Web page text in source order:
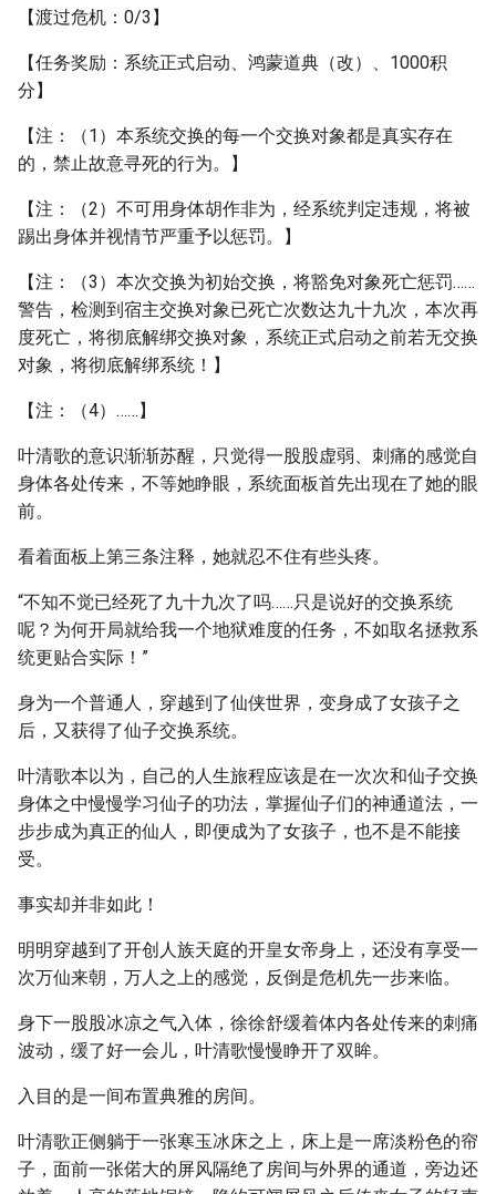
【渡过危机：0/3】
【任务奖励：系统正式启动、鸿蒙道典（改）、1000积
分】
【注：（1）本系统交换的每一个交换对象都是真实存在
的，禁止故意寻死的行为。】
【注：（2）不可用身体胡作非为，经系统判定违规，将被
踢出身体并视情节严重予以惩罚。】
【注：（3）本次交换为初始交换，将豁免对象死亡惩罚……
警告，检测到宿主交换对象已死亡次数达九十九次，本次再
度死亡，将彻底解绑交换对象，系统正式启动之前若无交换
对象，将彻底解绑系统！】
【注：（4）……】
叶清歌的意识渐渐苏醒，只觉得一股股虚弱、刺痛的感觉自
身体各处传来，不等她睁眼，系统面板首先出现在了她的眼
前。
看着面板上第三条注释，她就忍不住有些头疼。
“不知不觉已经死了九十九次了吗……只是说好的交换系统
呢？为何开局就给我一个地狱难度的任务，不如取名拯救系
统更贴合实际！”
身为一个普通人，穿越到了仙侠世界，变身成了女孩子之
后，又获得了仙子交换系统。
叶清歌本以为，自己的人生旅程应该是在一次次和仙子交换
身体之中慢慢学习仙子的功法，掌握仙子们的神通道法，一
步步成为真正的仙人，即便成为了女孩子，也不是不能接
受。
事实却并非如此！
明明穿越到了开创人族天庭的开皇女帝身上，还没有享受一
次万仙来朝，万人之上的感觉，反倒是危机先一步来临。
身下一股股冰凉之气入体，徐徐舒缓着体内各处传来的刺痛
波动，缓了好一会儿，叶清歌慢慢睁开了双眸。
入目的是一间布置典雅的房间。
叶清歌正侧躺于一张寒玉冰床之上，床上是一席淡粉色的帘
子，面前一张偌大的屏风隔绝了房间与外界的通道，旁边还